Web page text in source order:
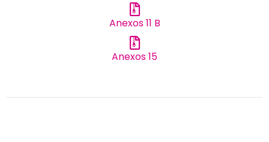
Anexos 11 B
Anexos 15